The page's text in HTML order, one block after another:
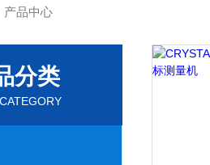
产品中心
分类